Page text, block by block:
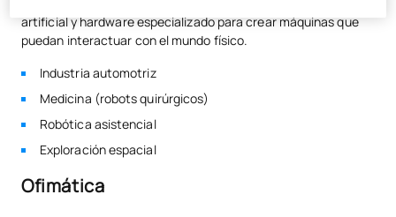
artificial y hardware especializado para crear máquinas que
puedan interactuar con el mundo físico.
Industria automotriz
Medicina (robots quirúrgicos)
Robótica asistencial
Exploración espacial
Ofimática